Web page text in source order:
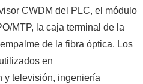
CWDM del PLC, el módulo
MTP, la caja terminal de la
de la fibra óptica. Los
en
y televisión, ingeniería